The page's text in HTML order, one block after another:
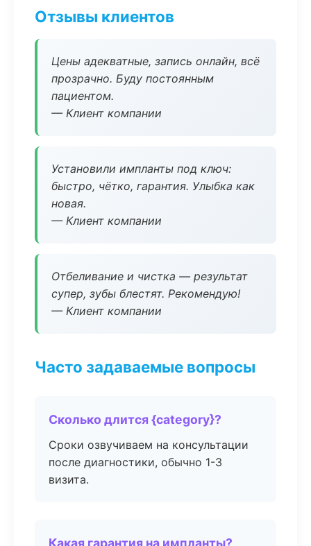
Отзывы клиентов
Цены адекватные, запись онлайн, всё
прозрачно. Буду постоянным
пациентом.
— Клиент компании
Установили импланты под ключ:
быстро, чётко, гарантия. Улыбка как
новая.
— Клиент компании
Отбеливание и чистка — результат
супер, зубы блестят. Рекомендую!
— Клиент компании
Часто задаваемые вопросы
Сколько длится {category}?
Сроки озвучиваем на консультации
после диагностики, обычно 1-3
визита.
Какая гарантия на импланты?